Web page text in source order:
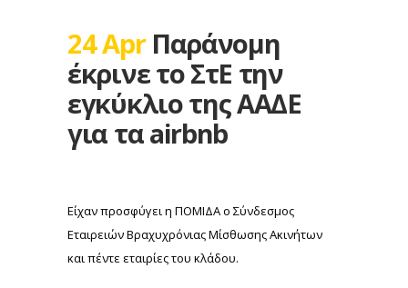
24 AprΠαράνομη
έκρινε το ΣτΕ την
εγκύκλιο της ΑΑΔΕ
για τα airbnb
Είχαν προσφύγει η ΠΟΜΙΔΑ ο Σύνδεσμος
Εταιρειών Βραχυχρόνιας Μίσθωσης Ακινήτων
και πέντε εταιρίες του κλάδου.